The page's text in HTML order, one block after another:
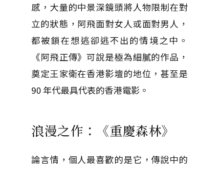
感，大量的中景深鏡頭將人物限制在對
立的狀態，阿飛面對女人或面對男人，
都被鎖在想逃卻逃不出的情境之中。
《阿飛正傳》可說是極為細膩的作品，
奠定王家衛在香港影壇的地位，甚至是
90 年代最具代表的香港電影。
浪漫之作：《重慶森林》
論言情，個人最喜歡的是它，傳說中的